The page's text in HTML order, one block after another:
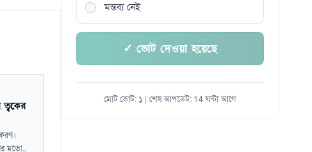
ত্বকের
মতো...
মন্তব্য নেই
✓ ভোট দেওয়া হয়েছে
মোট ভোট: ১ | শেষ আপডেট: 14 ঘন্টা আগে